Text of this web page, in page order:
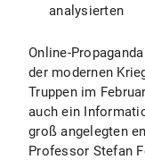
analysierten
Online-
der modernen
Truppen im
auch ein
groß angelegten
Professor Stefan